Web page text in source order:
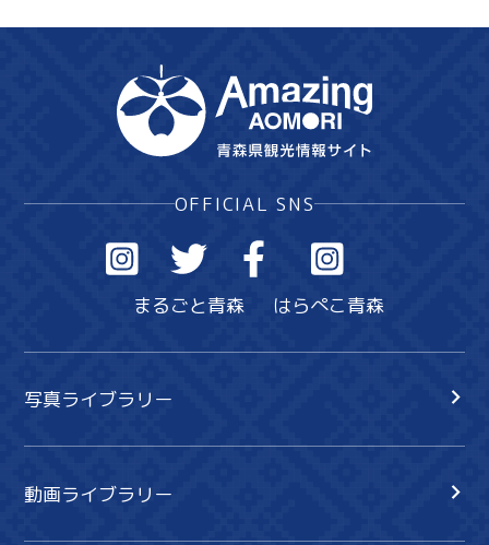
OFFICIAL SNS
まるごと青森 はらぺこ青森
写真ライブラリー
動画ライブラリー